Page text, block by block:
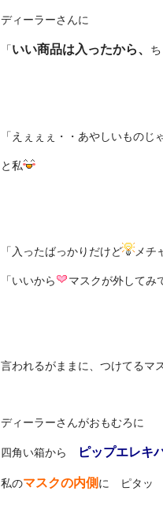
ディーラーさんに
「いい商品は入ったから、
「えぇぇぇ・・あやしいものじ
と私
「入ったばっかりだけど メチ
「いいから マスクが外してみ
言われるがままに、つけてるマ
ディーラーさんがおもむろに
四角い箱から ピップエレキ
私のマスクの内側 に ピタッ